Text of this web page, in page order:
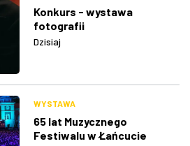
Konkurs - wystawa
fotografii
Dzisiaj
WYSTAWA
65 lat Muzycznego
Festiwalu w Łańcucie